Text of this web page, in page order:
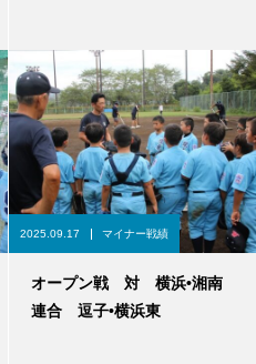
2025.09.17 マイナー戦績
オープン戦 対 横浜•湘南
連合 逗子•横浜東